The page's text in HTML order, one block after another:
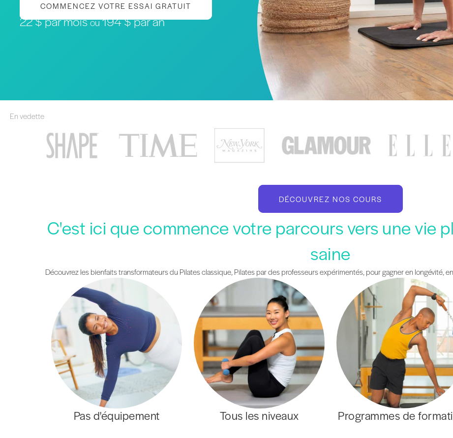
COMMENCEZ VOTRE ESSAI GRATUIT
22 $ par moisou194 $ par an
En vedette
DÉCOUVREZ NOS COURS
C'est ici que commence votre parcours vers une vie
saine
Découvrez les bienfaits transformateurs du Pilates classique, Pilates par des professeurs expérimentés, pour gagner en longévité,
Pas d'équipement Tous les niveaux Programmes de